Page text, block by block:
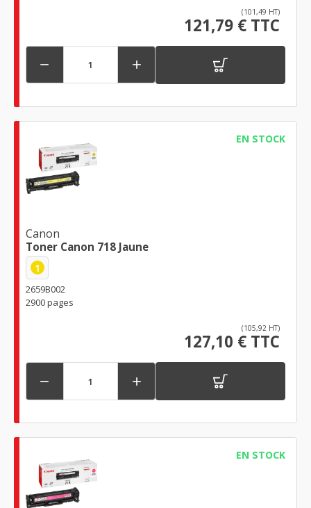
(101,49 HT)
121,79 € TTC
 
EN STOCK
Canon
Toner Canon 718 Jaune
1
2659B002
2900 pages
(105,92 HT)
127,10 € TTC
 
EN STOCK